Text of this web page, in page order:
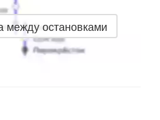
между остановками